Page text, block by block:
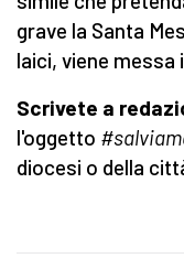
grave la Santa
laici, viene
Scrivete a
l'oggetto
diocesi o della